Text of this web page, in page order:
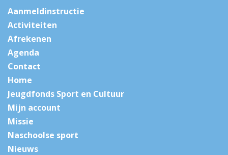
Aanmeldinstructie
Activiteiten
Afrekenen
Agenda
Contact
Home
Jeugdfonds Sport en Cultuur
Mijn account
Missie
Naschoolse sport
Nieuws